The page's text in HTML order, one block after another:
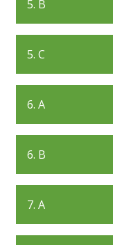
5. B
5. C
6. A
6. B
7. A